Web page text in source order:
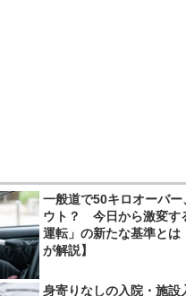
一般道で50キロオーバー
ウト？ 今日から激変す
運転」の新たな基準とは
が解説】
身寄りなしの入院・施設